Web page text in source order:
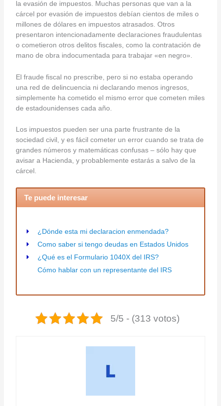
la evasión de impuestos. Muchas personas que van a la
cárcel por evasión de impuestos debían cientos de miles o
millones de dólares en impuestos atrasados. Otros
presentaron intencionadamente declaraciones fraudulentas
o cometieron otros delitos fiscales, como la contratación de
mano de obra indocumentada para trabajar «en negro».
El fraude fiscal no prescribe, pero si no estaba operando
una red de delincuencia ni declarando menos ingresos,
simplemente ha cometido el mismo error que cometen miles
de estadounidenses cada año.
Los impuestos pueden ser una parte frustrante de la
sociedad civil, y es fácil cometer un error cuando se trata de
grandes números y matemáticas confusas – sólo hay que
avisar a Hacienda, y probablemente estarás a salvo de la
cárcel.
Te puede interesar
¿Dónde esta mi declaracion enmendada?
Como saber si tengo deudas en Estados Unidos
¿Qué es el Formulario 1040X del IRS?
Cómo hablar con un representante del IRS
5/5 - (313 votos)